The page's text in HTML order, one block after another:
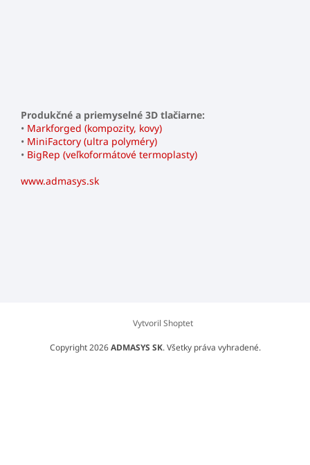
Produkčné a priemyselné 3D tlačiarne:
• Markforged (kompozity, kovy)
• MiniFactory (ultra polyméry)
• BigRep (veľkoformátové termoplasty)
www.admasys.sk
Vytvoril Shoptet
Copyright 2026ADMASYS SK. Všetky práva vyhradené.